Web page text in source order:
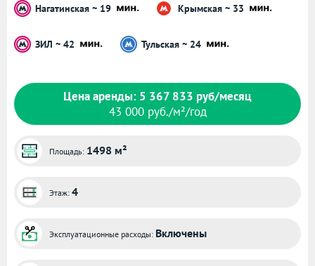
Нагатинская ~ 19 Крымская ~ 33
ЗИЛ ~ 42 Тульская ~ 24
Цена аренды: 5 367 833 руб/месяц
43 000 руб./м²/год
Площадь: 1498 м²
Этаж: 4
Эксплуатационные расходы: Включены